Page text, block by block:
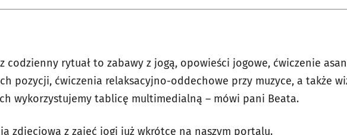
codzienny rytuał to zabawy z jogą, opowieści jogowe, ćwiczenie
pozycji, ćwiczenia relaksacyjno-oddechowe przy muzyce, a także
wykorzystujemy tablicę multimedialną – mówi pani Beata.
zdjęciowa z zajęć jogi już wkrótce na naszym portalu.